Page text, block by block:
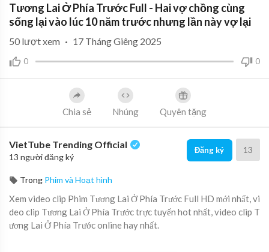
Tương Lai Ở Phía Trước Full - Hai vợ chồng cùng
sống lại vào lúc 10 năm trước nhưng lần này vợ lại
0 0
50 lượt xem · 17 Tháng Giêng 2025
Chia sẻ Nhúng Quyên tặng
VietTube Trending Official
13 người đăng ký
Đăng ký 13
Trong Phim và Hoạt hình
Xem video clip Phim Tương Lai Ở Phía Trước Full HD mới nhất, vi
deo clip Tương Lai Ở Phía Trước trực tuyến hot nhất, video clip T
ương Lai Ở Phía Trước online hay nhất.